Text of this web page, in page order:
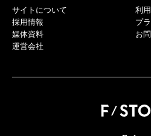
サイトについて
採用情報
媒体資料
運営会社
利
プ
お